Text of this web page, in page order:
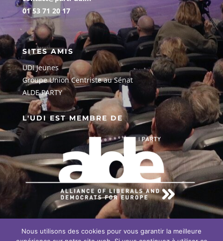
01 53 71 20 17
SITES AMIS
UDI Jeunes
Groupe Union Centriste au Sénat
ALDE PARTY
L'UDI EST MEMBRE DE
EN SAVOIR PLUS SUR NOTRE
ENGAGEMENT EUROPÉEN
Nous utilisons des cookies pour vous garantir la meilleure